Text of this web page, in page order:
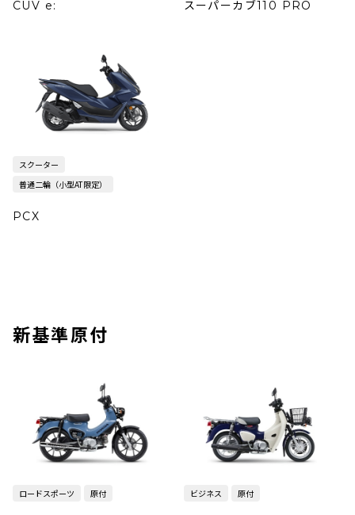
CUV e: スーパーカブ110 PRO
スクーター
普通二輪（小型AT限定）
PCX
新基準原付
ロードスポーツ 原付 ビジネス 原付